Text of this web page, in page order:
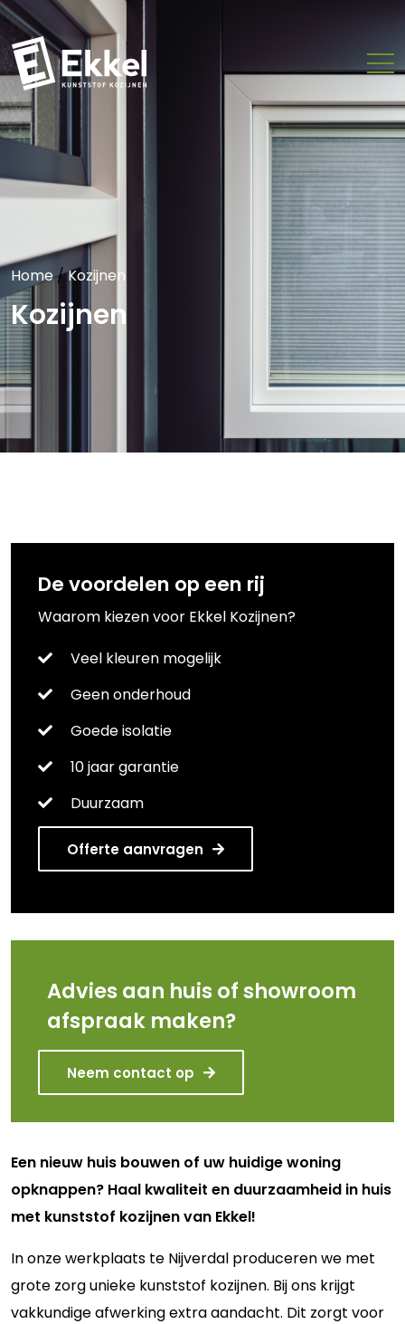
Home/Kozijnen
Kozijnen
Een nieuw huis bouwen of uw huidige woning
opknappen? Haal kwaliteit en duurzaamheid in huis
met kunststof kozijnen van Ekkel!
In onze werkplaats te Nijverdal produceren we met
grote zorg unieke kunststof kozijnen. Bij ons krijgt
vakkundige afwerking extra aandacht. Dit zorgt voor
De voordelen op een rij
Waarom kiezen voor Ekkel Kozijnen?
Veel kleuren mogelijk
Geen onderhoud
Goede isolatie
10 jaar garantie
Duurzaam
Offerte aanvragen
Advies aan huis of showroom
afspraak maken?
Neem contact op